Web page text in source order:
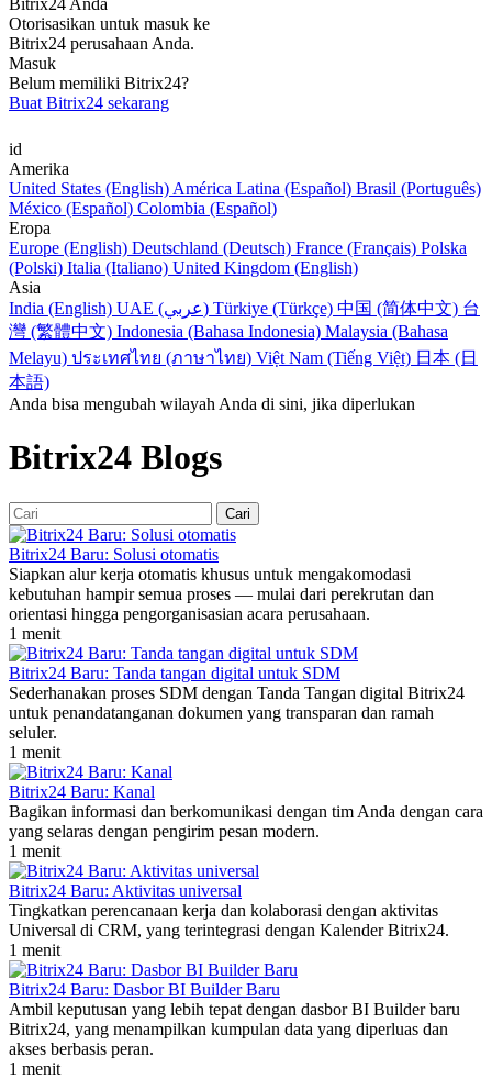
Bitrix24 Anda
Otorisasikan untuk masuk ke
Bitrix24 perusahaan Anda.
Masuk
Belum memiliki Bitrix24?
Buat Bitrix24 sekarang
id
Amerika
United States (English) América Latina (Español) Brasil (Português)
México (Español) Colombia (Español)
Eropa
Europe (English) Deutschland (Deutsch) France (Français) Polska
(Polski) Italia (Italiano) United Kingdom (English)
Asia
India (English)
UAE (عربي) Türkiye (Türkçe) 中国 (简体中文) 台
灣 (繁體中文) Indonesia (Bahasa Indonesia) Malaysia (Bahasa
Melayu) ประเทศไทย (ภาษาไทย) Việt Nam (Tiếng Việt) 日本 (日
本語)
Anda bisa mengubah wilayah Anda di sini, jika diperlukan
Bitrix24 Blogs
Bitrix24 Baru: Solusi otomatis
Siapkan alur kerja otomatis khusus untuk mengakomodasi
kebutuhan hampir semua proses — mulai dari perekrutan dan
orientasi hingga pengorganisasian acara perusahaan.
1 menit
Bitrix24 Baru: Tanda tangan digital untuk SDM
Sederhanakan proses SDM dengan Tanda Tangan digital Bitrix24
untuk penandatanganan dokumen yang transparan dan ramah
seluler.
1 menit
Bitrix24 Baru: Kanal
Bagikan informasi dan berkomunikasi dengan tim Anda dengan cara
yang selaras dengan pengirim pesan modern.
1 menit
Bitrix24 Baru: Aktivitas universal
Tingkatkan perencanaan kerja dan kolaborasi dengan aktivitas
Universal di CRM, yang terintegrasi dengan Kalender Bitrix24.
1 menit
Bitrix24 Baru: Dasbor BI Builder Baru
Ambil keputusan yang lebih tepat dengan dasbor BI Builder baru
Bitrix24, yang menampilkan kumpulan data yang diperluas dan
akses berbasis peran.
1 menit